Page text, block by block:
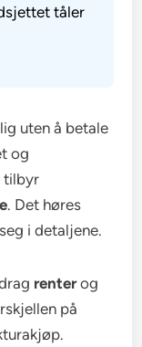
tåler
uten å betale
og
tilbyr
. Det høres
i detaljene.
renterog
på